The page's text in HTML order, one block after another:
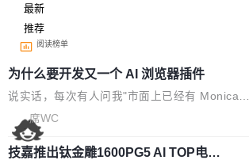
最新
推荐
阅读榜单
为什么要开发又一个 AI 浏览器插件
说实话，每次有人问我"市面上已经有 Monica、
Sider、Copilot for Chrome 这些 AI 浏览器插件
了，你为什么还要再做一个"，我都觉得这个问题
问得好。 因为我自己也是从用户变成开发者的。
席WC
技嘉推出钛金雕1600PG5 AI TOP电